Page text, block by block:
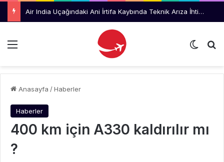
Air India Uçağındaki Ani İrtifa Kaybında Teknik Arıza İhtimali İnceleniyor
Menü Dış
Anasayfa /Haberler
Haberler
400 km için A330 kaldırılır mı
?